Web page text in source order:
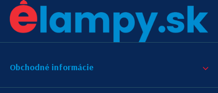
Obchodné informácie